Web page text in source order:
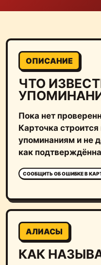
ОПИСАНИЕ
ЧТО
Пока нет
Карточка
упоминаниям и не
как
СООБЩИТЬ ОБ ОШИБКЕ В
АЛИАСЫ
КАК